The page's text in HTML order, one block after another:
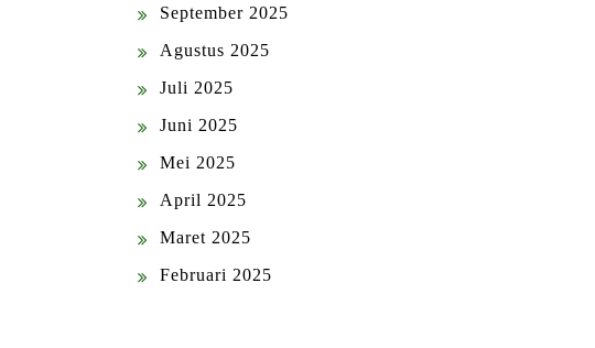
September 2025
Agustus 2025
Juli 2025
Juni 2025
Mei 2025
April 2025
Maret 2025
Februari 2025